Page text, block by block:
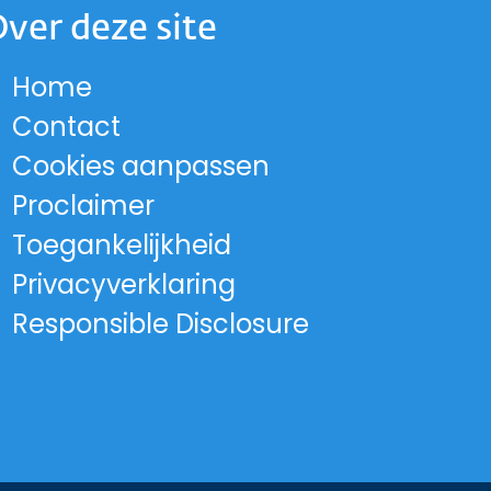
Instagram
op Facebook
op LinkedIn
op X
Holland op Bluesky
Holland op Threads
Noord-Holland op
Noord-Holland
deze site
Home
Contact
Cookies aanpassen
Proclaimer
Toegankelijkheid
Privacyverklaring
Responsible Disclosure